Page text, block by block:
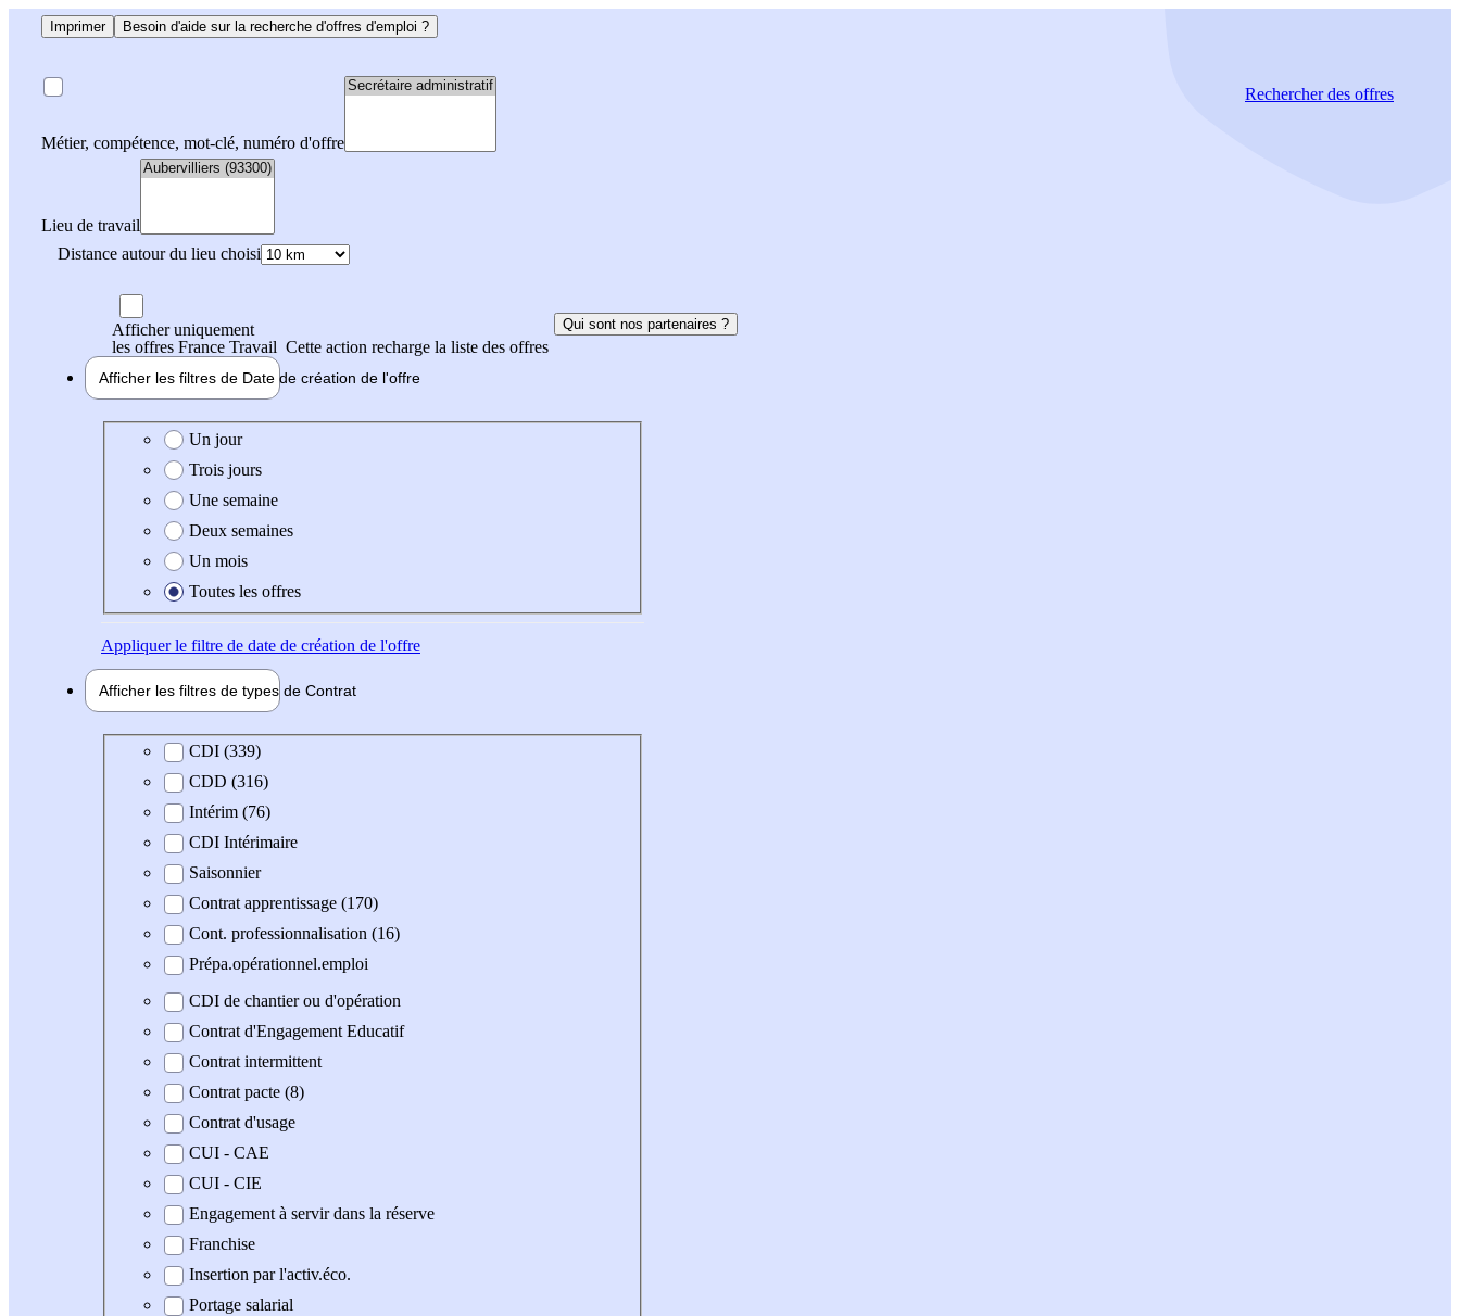
Imprimer Besoin d'aide sur la recherche d'offres d'emploi ?
Métier, compétence, mot-clé, numéro d'offre
Lieu de travail
Distance autour du lieu choisi
Rechercherdes offres
Afficher uniquement
les offres France Travail Cette action recharge la liste des offres
Qui sont nos partenaires ?
Afficher les filtres de Date de création de l'offre
Date de création de l'offre
Un jour
Trois jours
Une semaine
Deux semaines
Un mois
Toutes les offres
Appliquerle filtre de date de création de l'offre
Afficher les filtres de types de Contrat
Type de contratCDI (339)
CDD (316)
Intérim (76)
CDI Intérimaire
Saisonnier
Contrat apprentissage (170)
Cont. professionnalisation (16)
Prépa.opérationnel.emploi
CDI de chantier ou d'opération
Contrat d'Engagement Educatif
Contrat intermittent
Contrat pacte (8)
Contrat d'usage
CUI - CAE
CUI - CIE
Engagement à servir dans la réserve
Franchise
Insertion par l'activ.éco.
Portage salarial